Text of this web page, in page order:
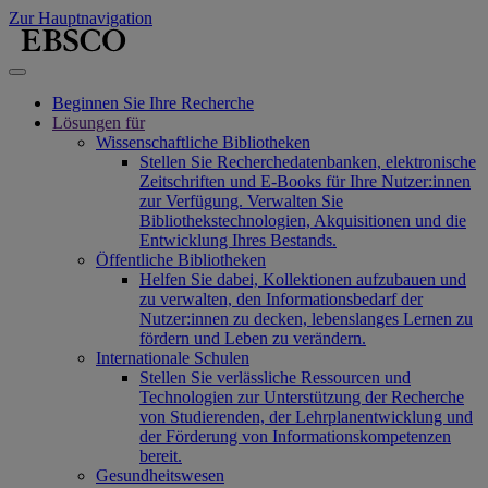
Zur Hauptnavigation
Beginnen Sie Ihre Recherche
Lösungen für
Wissenschaftliche Bibliotheken
Stellen Sie Recherchedatenbanken, elektronische
Zeitschriften und E-Books für Ihre Nutzer:innen
zur Verfügung. Verwalten Sie
Bibliothekstechnologien, Akquisitionen und die
Entwicklung Ihres Bestands.
Öffentliche Bibliotheken
Helfen Sie dabei, Kollektionen aufzubauen und
zu verwalten, den Informationsbedarf der
Nutzer:innen zu decken, lebenslanges Lernen zu
fördern und Leben zu verändern.
Internationale Schulen
Stellen Sie verlässliche Ressourcen und
Technologien zur Unterstützung der Recherche
von Studierenden, der Lehrplanentwicklung und
der Förderung von Informationskompetenzen
bereit.
Gesundheitswesen